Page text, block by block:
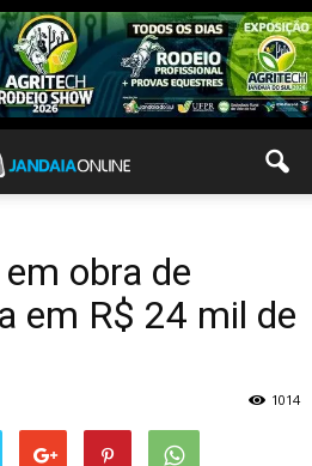
obra de
em R$ 24 mil de
1014